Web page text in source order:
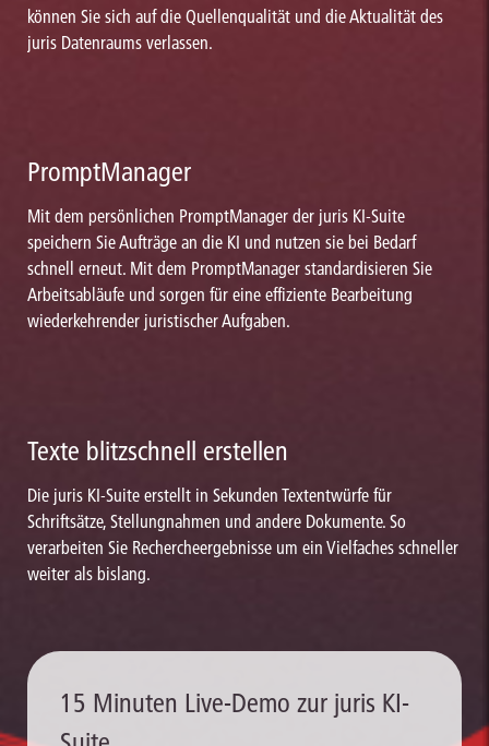
können Sie sich auf die Quellenqualität und die Aktualität des
juris Datenraums verlassen.
PromptManager
Mit dem persönlichen PromptManager der juris KI-Suite
speichern Sie Aufträge an die KI und nutzen sie bei Bedarf
schnell erneut. Mit dem PromptManager standardisieren Sie
Arbeitsabläufe und sorgen für eine effiziente Bearbeitung
wiederkehrender juristischer Aufgaben.
Texte blitzschnell erstellen
Die juris KI-Suite erstellt in Sekunden Textentwürfe für
Schriftsätze, Stellungnahmen und andere Dokumente. So
verarbeiten Sie Rechercheergebnisse um ein Vielfaches schneller
weiter als bislang.
15 Minuten Live-Demo zur juris KI-